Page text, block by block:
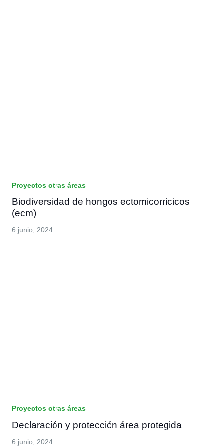
Proyectos otras áreas
Biodiversidad de hongos ectomicorrícicos
(ecm)
6 junio, 2024
Proyectos otras áreas
Declaración y protección área protegida
6 junio, 2024